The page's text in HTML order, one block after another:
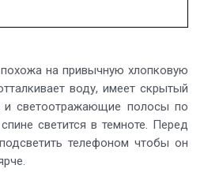
на привычную хлопковую
воду, имеет скрытый
светоотражающие полосы по
светится в темноте. Перед
телефоном чтобы он